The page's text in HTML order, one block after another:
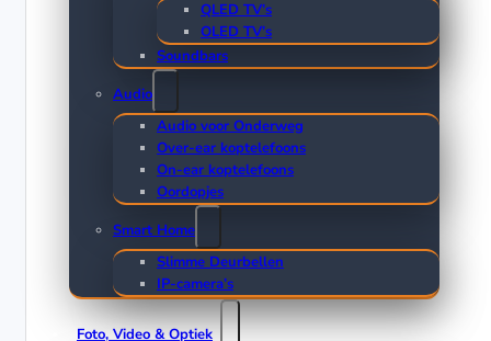
QLED TV’s
OLED TV’s
Soundbars
Audio
Audio voor Onderweg
Over-ear koptelefoons
On-ear koptelefoons
Oordopjes
Smart Home
Slimme Deurbellen
IP-camera’s
Foto, Video & Optiek